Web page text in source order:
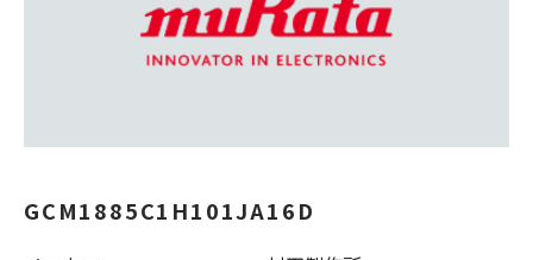
GCM1885C1H101JA16D